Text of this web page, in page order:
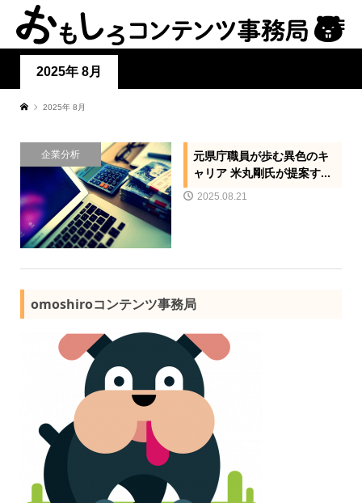
2025年 8月
2025年 8月
企業分析
元県庁職員が歩む異色のキ
ャリア 米丸剛氏が提案す...
2025.08.21
omoshiroコンテンツ事務局